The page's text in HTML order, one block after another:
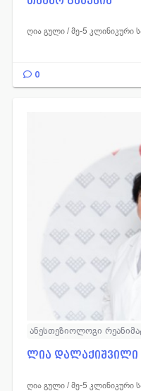
ღია გული / მე-5 კლინიკური
0
ანესთეზიოლოგი
რეანიმატოლოგი
ლია დალაქიშვილი
ღია გული / მე-5 კლინიკური